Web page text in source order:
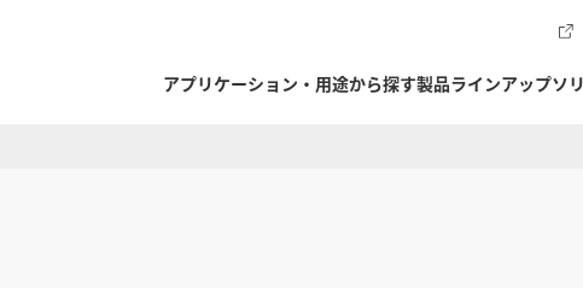
アプリケーション・用途から探す製品ラインアップソ